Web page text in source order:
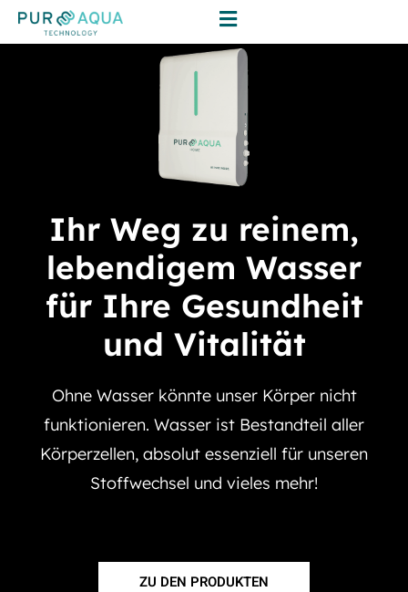
Ihr Weg zu reinem,
lebendigem Wasser
für Ihre Gesundheit
und Vitalität
Ohne Wasser könnte unser Körper nicht
funktionieren. Wasser ist Bestandteil aller
Körperzellen, absolut essenziell für unseren
Stoffwechsel und vieles mehr!
ZU DEN PRODUKTEN